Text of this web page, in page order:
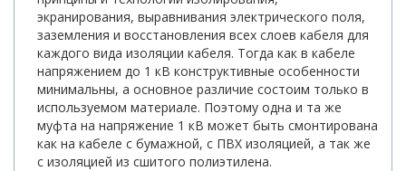
экранирования, выравнивания электрического поля,
заземления и восстановления всех слоев кабеля для
каждого вида изоляции кабеля. Тогда как в кабеле
напряжением до 1 кВ конструктивные особенности
минимальны, а основное различие состоим только в
используемом материале. Поэтому одна и та же
муфта на напряжение 1 кВ может быть смонтирована
как на кабеле с бумажной, с ПВХ изоляцией, а так же
с изоляцией из сшитого полиэтилена.